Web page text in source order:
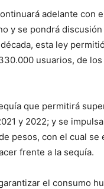
adelante con
y se pondrá
esta ley
usuarios, de
que permitirá
y 2022; y se
pesos, con el cual
frente a la sequía.
el consumo